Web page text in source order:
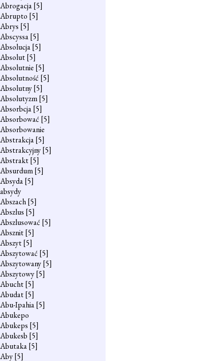
Abrogacja[5]
Abrupto [5]
Abrys [5]
Abscyssa[5]
Absolucja[5]
Absolut[5]
Absolutnie [5]
Absolutność [5]
Absolutny[5]
Absolutyzm[5]
Absorbcja[5]
Absorbować [5]
Absorbowanie
Abstrakcja[5]
Abstrakcyjny[5]
Abstrakt[5]
Absurdum[5]
Absyda[5]
absydy
Abszach[5]
Abszlus [5]
Abszlusować [5]
Absznit[5]
Abszyt[5]
Abszytować [5]
Abszytowany[5]
Abszytowy[5]
Abucht[5]
Abudat[5]
Abu-Ipahia[5]
Abukepo
Abukeps [5]
Abukesb [5]
Abutaka[5]
Aby[5]